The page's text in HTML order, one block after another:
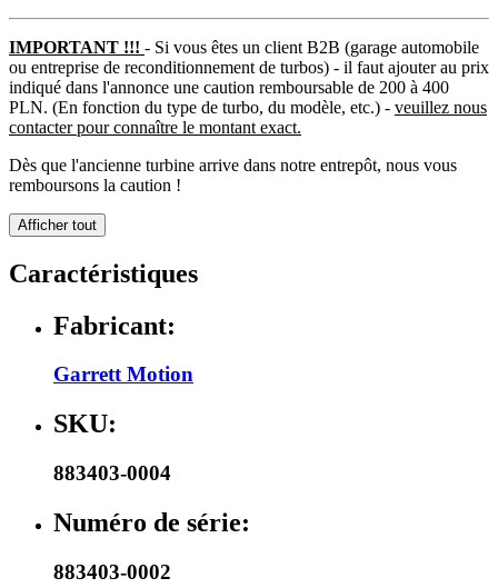
IMPORTANT !!! - Si vous êtes un client B2B (garage automobile
ou entreprise de reconditionnement de turbos) - il faut ajouter au prix
indiqué dans l'annonce une caution remboursable de 200 à 400
PLN. (En fonction du type de turbo, du modèle, etc.) - veuillez nous
contacter pour connaître le montant exact.
Dès que l'ancienne turbine arrive dans notre entrepôt, nous vous
remboursons la caution !
Afficher tout
Caractéristiques
Fabricant:
Garrett Motion
SKU:
883403-0004
Numéro de série:
883403-0002